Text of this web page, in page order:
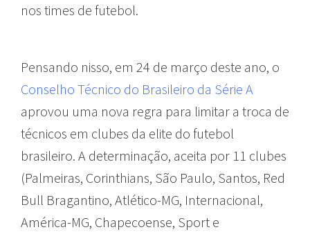
nos times de futebol.
Pensando nisso, em 24 de março deste ano, o
Conselho Técnico do Brasileiro da Série A
aprovou uma nova regra para limitar a troca de
técnicos em clubes da elite do futebol
brasileiro. A determinação, aceita por 11 clubes
(Palmeiras, Corinthians, São Paulo, Santos, Red
Bull Bragantino, Atlético-MG, Internacional,
América-MG, Chapecoense, Sport e